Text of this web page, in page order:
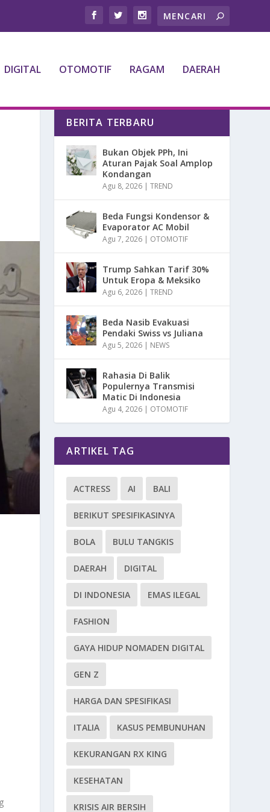
DIGITAL OTOMOTIF RAGAM DAERAH
BERITA TERBARU
Bukan Objek PPh, Ini
Aturan Pajak Soal Amplop
Kondangan
Agu 8, 2026 |TREND
Beda Fungsi Kondensor &
Evaporator AC Mobil
Agu 7, 2026 | OTOMOTIF
Trump Sahkan Tarif 30%
Untuk Eropa & Meksiko
Agu 6, 2026 |TREND
Beda Nasib Evakuasi
Pendaki Swiss vs Juliana
Agu 5, 2026 | NEWS
Rahasia Di Balik
Populernya Transmisi
Matic Di Indonesia
Agu 4, 2026 | OTOMOTIF
ARTIKEL TAG
ACTRESS AI BALI
BERIKUT SPESIFIKASINYA
BOLA BULU TANGKIS
DAERAH DIGITAL
DI INDONESIA EMAS ILEGAL
FASHION
GAYA HIDUP NOMADEN DIGITAL
GEN Z
HARGA DAN SPESIFIKASI
ITALIA KASUS PEMBUNUHAN
KEKURANGAN RX KING
KESEHATAN
KRISIS AIR BERSIH